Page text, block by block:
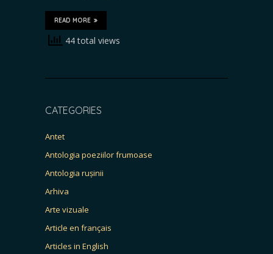
READ MORE
44 total views
CATEGORIES
Antet
Antologia poeziilor frumoase
Antologia rușinii
Arhiva
Arte vizuale
Article en français
Articles in English